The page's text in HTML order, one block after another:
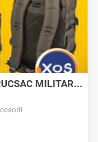
MILITAR...